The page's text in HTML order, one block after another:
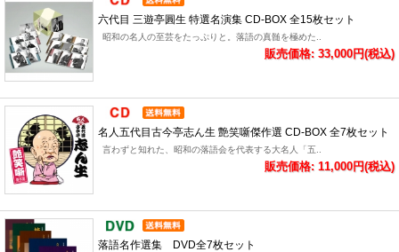
六代目 三遊亭圓生 特選名演集 CD-BOX 全15枚セット
昭和の名人の至芸をたっぷりと。落語の真髄を極めた..
販売価格: 33,000円(税込)
名人五代目古今亭志ん生 艶笑噺傑作選 CD-BOX 全7枚セット
言わずと知れた、昭和の落語会を代表する大名人「五..
販売価格: 11,000円(税込)
落語名作選集 DVD全7枚セット